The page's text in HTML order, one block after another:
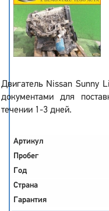
Двигатель Nissan Sunny
документами для
течении 1-3 дней.
Артикул
Пробег
Год
Страна
Гарантия